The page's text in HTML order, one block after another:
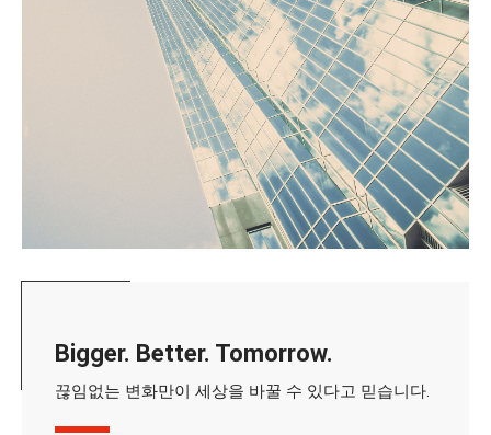
Bigger. Better. Tomorrow.
끊임없는 변화만이 세상을 바꿀 수 있다고 믿습니다.